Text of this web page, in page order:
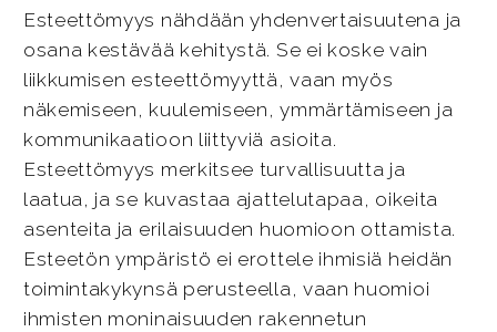
Esteettömyys nähdään yhdenvertaisuutena ja
osana kestävää kehitystä. Se ei koske vain
liikkumisen esteettömyyttä, vaan myös
näkemiseen, kuulemiseen, ymmärtämiseen ja
kommunikaatioon liittyviä asioita.
Esteettömyys merkitsee turvallisuutta ja
laatua, ja se kuvastaa ajattelutapaa, oikeita
asenteita ja erilaisuuden huomioon ottamista.
Esteetön ympäristö ei erottele ihmisiä heidän
toimintakykynsä perusteella, vaan huomioi
ihmisten moninaisuuden rakennetun